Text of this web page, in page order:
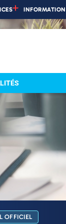
OFFICIEL